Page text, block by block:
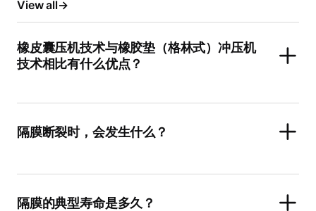
View all
橡皮囊压机技术与橡胶垫（格林式）冲压机
技术相比有什么优点？
隔膜断裂时，会发生什么？
隔膜的典型寿命是多久？